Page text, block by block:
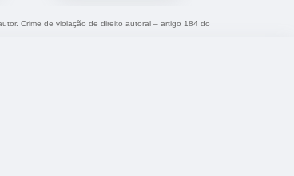
Crime de violação de direito autoral – artigo 184 do